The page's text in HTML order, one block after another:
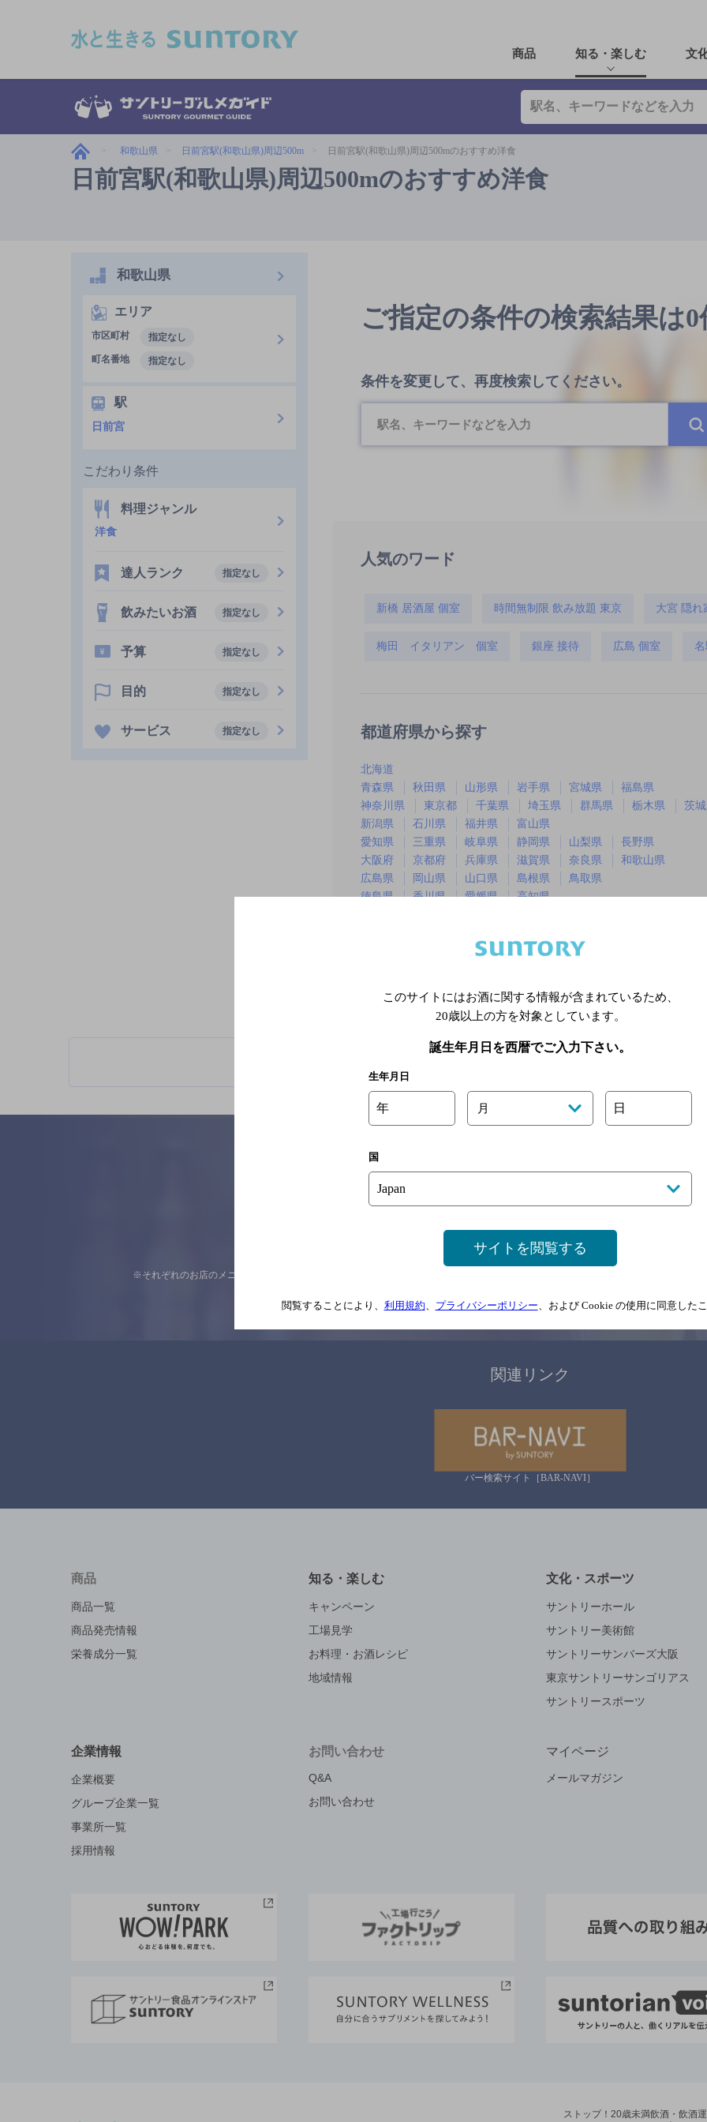
商品 知る・楽しむ 文
和歌山県 日前宮駅(和歌山県)周辺500m 日前宮駅(和歌山県)周辺500mのおすすめ洋食
日前宮駅(和歌山県)周辺500mのおすすめ洋食
ご指定の条件の検索結果は0
条件を変更して、再度検索してください。
人気のワード
新橋 居酒屋 個室 時間無制限 飲み放題 東京 大宮 隠れ
梅田 イタリアン 個室 銀座 接待 広島 個室
都道府県から探す
北海道
青森県
秋田県 山形県 岩手県 宮城県
福島県
神奈川県
東京都 千葉県 埼玉県 群馬県 栃木県
茨
新潟県
石川県 福井県
富山県
愛知県
三重県 岐阜県 静岡県 山梨県
長野県
大阪府
京都府 兵庫県 滋賀県 奈良県
和歌山県
広島県
岡山県 山口県 島根県
鳥取県
徳島県
香川県 愛媛県
高知県
※店舗によりハイボール取り扱い銘
和歌山県
エリア
市区町村
指定なし
町名番地
指定なし
駅
日前宮
こだわり条件
料理ジャンル
洋食
達人ランク 指定なし
飲みたいお酒 指定なし
予算 指定なし
目的 指定なし
サービス 指定なし
サイトマップ ご意見・ご感想 利用規約
※それぞれのお店のメニューや営業時間などの掲載情報については、 念のためお店にご確
情報提供：ぐるなび
関連リンク
バー検索サイト［BAR-NAVI］
商品
商品一覧
商品発売情報
栄養成分一覧
知る・楽しむ
キャンペーン
工場見学
お料理・お酒レシピ
地域情報
文化・スポーツ
サントリーホール
サントリー美術館
サントリーサンバーズ大阪
東京サントリーサンゴリアス
サントリースポーツ
企業情報
企業概要
グループ企業一覧
事業所一覧
採用情報
お問い合わせ
Q&A
お問い合わせ
マイページ
メールマガジン
ストップ！20歳未満飲酒・飲酒運
このサイトにはお酒に関する情報が含まれているため、
20歳以上の方を対象としています。
誕生年月日を西暦でご入力下さい。
生年月日
年 月 日
国
サイトを閲覧する
閲覧することにより、 利用規約 プライバシーポリシー 、および Cookie の使用に同意した